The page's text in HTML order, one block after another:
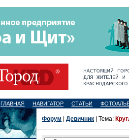
ГЛАВНАЯ НАВИГАТОР СТАТЬИ
Форум Девичник | Тема: